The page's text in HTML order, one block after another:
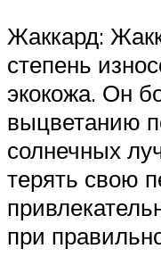
Жаккард:
степень
экокожа. Он
выцветанию
солнечных
терять свою
при